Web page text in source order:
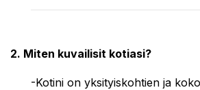
2. Miten kuvailisit kotiasi?
-Kotini on yksityiskohtien ja